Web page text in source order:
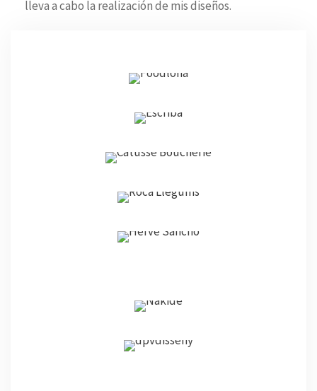
lleva a cabo la realización de mis diseños.